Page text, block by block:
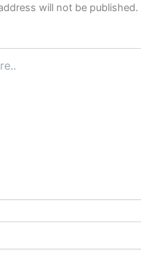
will not be published.